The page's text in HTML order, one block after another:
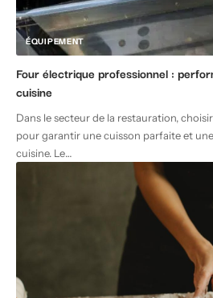
ÉQUIPEMENT
Four électrique professionnel :
cuisine
Dans le secteur de la restauration,
pour garantir une cuisson parfaite et
cuisine. Le…